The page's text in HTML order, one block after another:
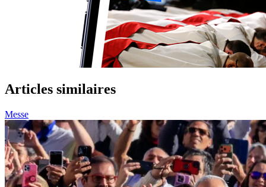
Articles similaires
Messe